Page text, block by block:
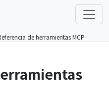
de herramientas MCP